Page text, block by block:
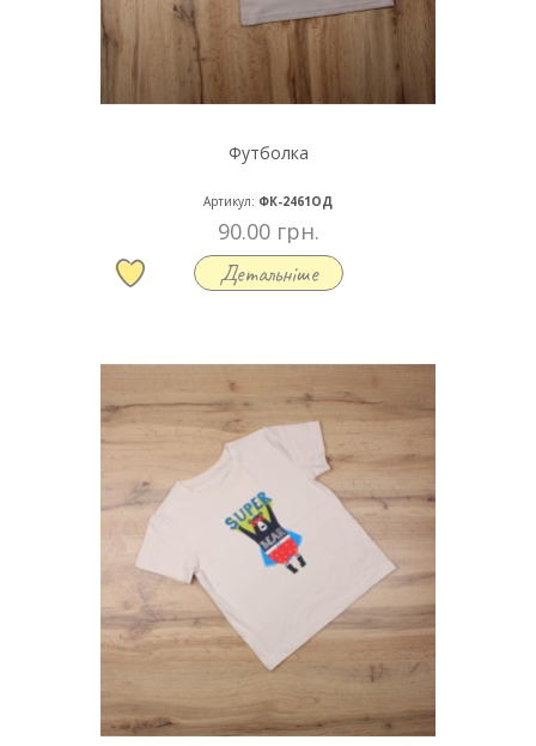
Футболка
Артикул: ФК-2461ОД
90.00 грн.
Детальніше